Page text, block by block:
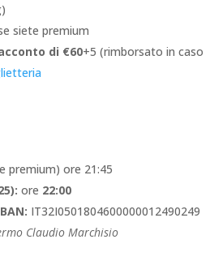
siete premium
di €60+5 (rimborsato in caso
premium) ore 21:45
ore 22:00
IT32I0501804600000012490249
Claudio Marchisio